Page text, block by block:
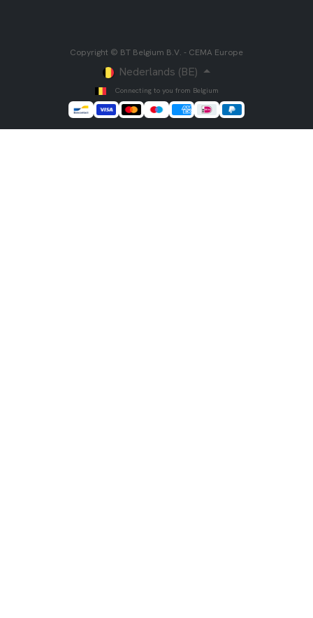
Copyright © BT Belgium B.V. - CEMA Europe
Nederlands (BE)
Connecting to you from Belgium